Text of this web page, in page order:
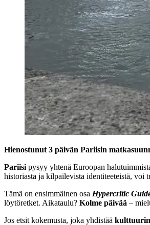
Hienostunut 3 päivän Pariisin
Pariisi pysyy yhtenä Euroopan
historiasta ja kilpailevista identiteeteistä,
Tämä on ensimmäinen osa Hypercritic
löytöretket. Aikataulu? Kolme päivää –
Jos etsit kokemusta, joka yhdistää kulttuurin